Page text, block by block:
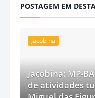
POSTAGEM EM
Jacobina
Jacobina: MP-
de atividades